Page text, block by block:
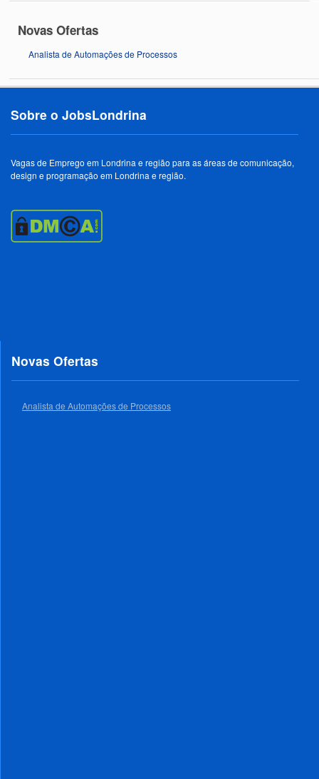
Novas Ofertas
Analista de Automações de Processos
Sobre o JobsLondrina
Vagas de Emprego em Londrina e região para as áreas de comunicação,
design e programação em Londrina e região.
Novas Ofertas
Analista de Automações de Processos